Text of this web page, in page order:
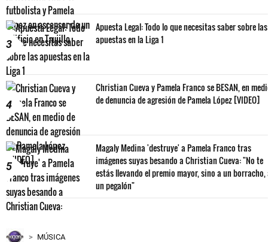
3
Apuesta Legal: Todo lo que necesitas saber sobre las
apuestas en la Liga 1
4
Christian Cueva y Pamela Franco se BESAN, en
de denuncia de agresión de Pamela López [VIDEO]
5
Magaly Medina 'destruye' a Pamela Franco tras
imágenes suyas besando a Christian Cueva: "No te
estás llevando el premio mayor, sino a un borracho,
un pegalón"
MÚSICA